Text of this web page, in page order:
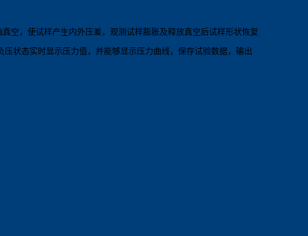
空，使试样产生内外压差，观测试样膨胀及释放真空后试样形状恢复
状态实时显示压力值，并能够显示压力曲线，保存试验数据，输出